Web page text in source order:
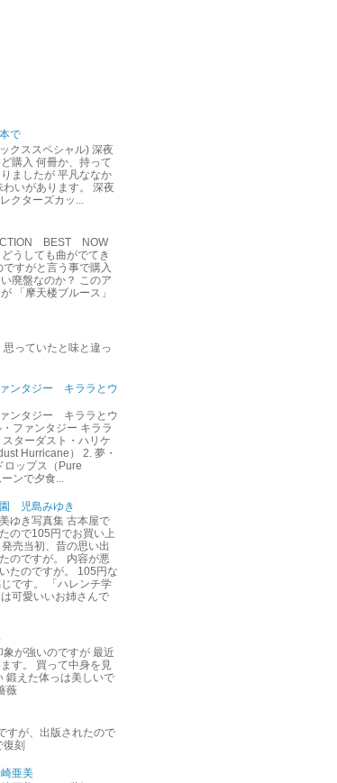
で
クススペシャル) 深夜
購入 何冊か、持って
ましたが 平凡ななか
いがあります。 深夜
クターズカッ...
BEST NOW
うしても曲がでてき
すがと言う事で購入
廃盤なのか？ このア
「摩天楼ブルース」
っていたと味と違っ
ンタジー キララとウ
ンタジー キララとウ
ファンタジー キララ
スターダスト・ハリケ
Hurricane） 2. 夢・
ロップス（Pure
ンで夕食...
児島みゆき
ゆき写真集 古本屋で
ので105円でお買い上
売当初、昔の思い出
のですが。 内容が悪
たのですが。 105円な
です。 「ハレンチ学
可愛いいお姉さんで
が強いのですが 最近
す。 買って中身を見
鍛えた体っは美しいで
薇
すが、出版されたので
復刻
亜美